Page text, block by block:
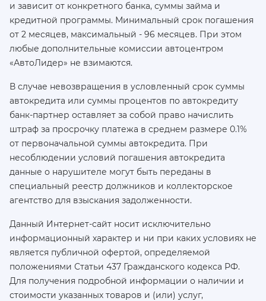
и зависит от конкретного банка, суммы займа и
кредитной программы. Минимальный срок погашения
от 2 месяцев, максимальный - 96 месяцев. При этом
любые дополнительные комиссии автоцентром
«АвтоЛидер» не взимаются.
В случае невозвращения в условленный срок суммы
автокредита или суммы процентов по автокредиту
банк-партнер оставляет за собой право начислить
штраф за просрочку платежа в среднем размере 0.1%
от первоначальной суммы автокредита. При
несоблюдении условий погашения автокредита
данные о нарушителе могут быть переданы в
специальный реестр должников и коллекторское
агентство для взыскания задолженности.
Данный Интернет-сайт носит исключительно
информационный характер и ни при каких условиях не
является публичной офертой, определяемой
положениями Статьи 437 Гражданского кодекса РФ.
Для получения подробной информации о наличии и
стоимости указанных товаров и (или) услуг,